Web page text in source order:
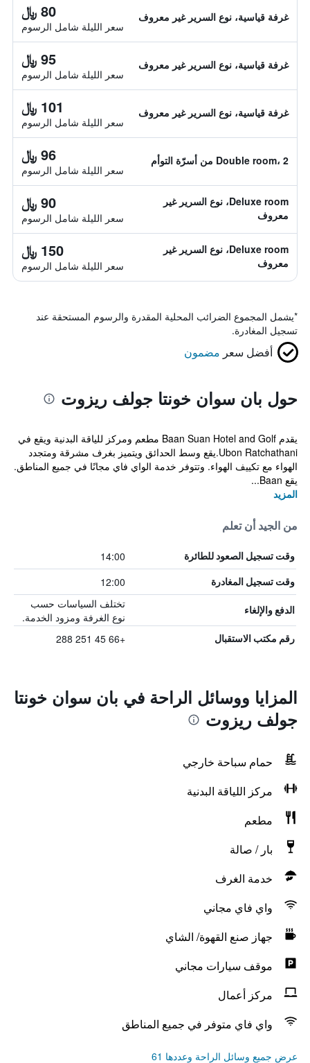
غرفة قياسية، نوع السرير غير معروف 80 ﷼
سعر الليلة شامل الرسوم
غرفة قياسية، نوع السرير غير معروف 95 ﷼
سعر الليلة شامل الرسوم
غرفة قياسية، نوع السرير غير معروف 101 ﷼
سعر الليلة شامل الرسوم
Double room، 2 من أسرّة التوأم 96 ﷼
سعر الليلة شامل الرسوم
Deluxe room، نوع السرير غير
معروف
90 ﷼
سعر الليلة شامل الرسوم
Deluxe room، نوع السرير غير
معروف
150 ﷼
سعر الليلة شامل الرسوم
*يشمل المجموع الضرائب المحلية المقدرة والرسوم المستحقة عند
تسجيل المغادرة.
أفضل سعر مضمون
حول بان سوان خونتا جولف ريزوت
يقدم Baan Suan Hotel and Golf مطعم ومركز للياقة البدنية ويقع في
Ubon Ratchathani.يقع وسط الحدائق ويتميز بغرف مشرقة ومتجدد
الهواء مع تكييف الهواء. وتتوفر خدمة الواي فاي مجانًا في جميع المناطق.
يقع Baan...
المزيد
من الجيد أن تعلم
وقت تسجيل الصعود للطائرة 14:00
وقت تسجيل المغادرة 12:00
الدفع والإلغاء
تختلف السياسات حسب
نوع الغرفة ومزود الخدمة.
رقم مكتب الاستقبال +66 45 251 288
المزايا ووسائل الراحة في بان سوان خونتا
جولف ريزوت
حمام سباحة خارجي
مركز اللياقة البدنية
مطعم
بار / صالة
خدمة الغرف
واي فاي مجاني
جهاز صنع القهوة/ الشاي
موقف سيارات مجاني
مركز أعمال
واي فاي متوفر في جميع المناطق
عرض جميع وسائل الراحة وعددها 61